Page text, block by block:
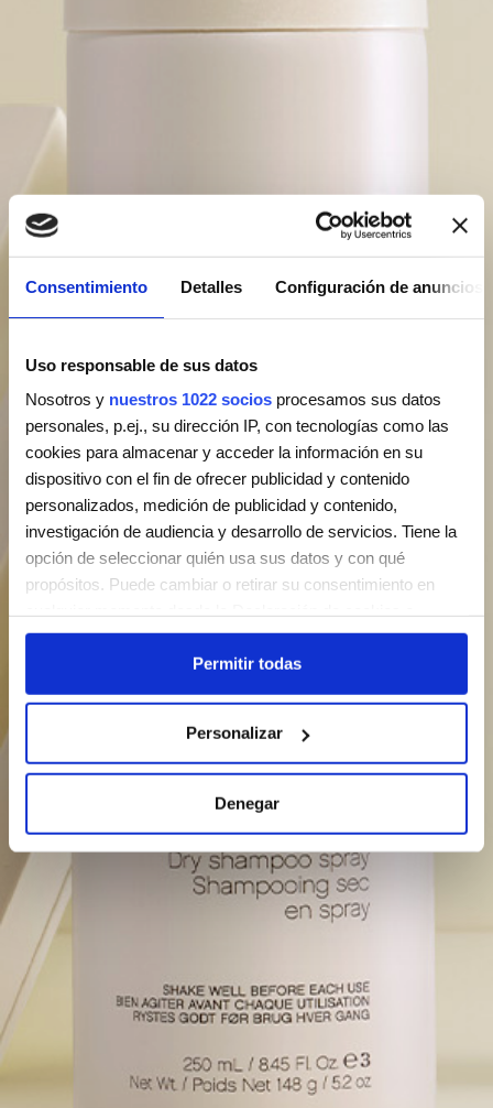
Consentimiento Detalles Configuración de anuncios
Uso responsable de sus datos
Nosotros y nuestros 1022 socios procesamos sus datos
personales, p.ej., su dirección IP, con tecnologías como las
cookies para almacenar y acceder la información en su
dispositivo con el fin de ofrecer publicidad y contenido
personalizados, medición de publicidad y contenido,
investigación de audiencia y desarrollo de servicios. Tiene la
opción de seleccionar quién usa sus datos y con qué
propósitos. Puede cambiar o retirar su consentimiento en
clicando en el Menú de consentimiento.
Si lo permite, también quisiéramos:
que puede tener una precisión de varios metros
Identificar su dispositivo analizándolo activamente
para buscar características específicas (huellas
Obtenga más información sobre cómo se procesan sus
datos personales y establezca sus preferencias en la
sección de datos
. Puede cambiar o retirar su consentimiento
en cualquier momento en la Declaración de cookies.
Las cookies de este sitio web se usan para personalizar el
contenido y los anuncios, ofrecer funciones de redes sociales
el uso que haga del sitio web con nuestros partners de redes
sociales, publicidad y análisis web, quienes pueden
Permitir todas
Personalizar
Denegar